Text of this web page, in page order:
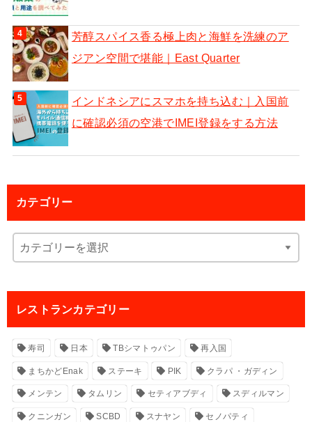
芳醇スパイス香る極上肉と海鮮を洗練のア
ジアン空間で堪能｜East Quarter
インドネシアにスマホを持ち込む｜入国前
に確認必須の空港でIMEI登録をする方法
カテゴリー
レストランカテゴリー
寿司 日本 TBシマトゥパン 再入国
まちかどEnak ステーキ PIK クラパ ・ガディン
メンテン タムリン セティアブディ スディルマン
クニンガン SCBD スナヤン セノパティ